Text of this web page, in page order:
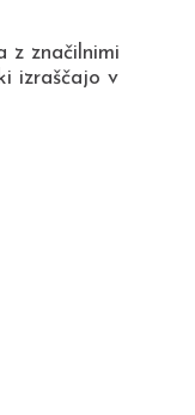
z značilnimi
izraščajo v